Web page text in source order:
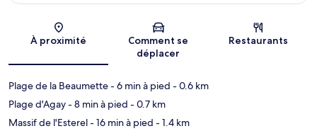
Carte
À proximité
Comment se
déplacer
Restaurants
Plage de la Beaumette- 6 min à pied - 0.6 km
Plage d'Agay- 8 min à pied - 0.7 km
Massif de l'Esterel- 16 min à pied - 1.4 km